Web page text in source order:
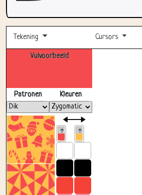
Tekening Cursors
Vulvoorbeeld
Patronen Kleuren